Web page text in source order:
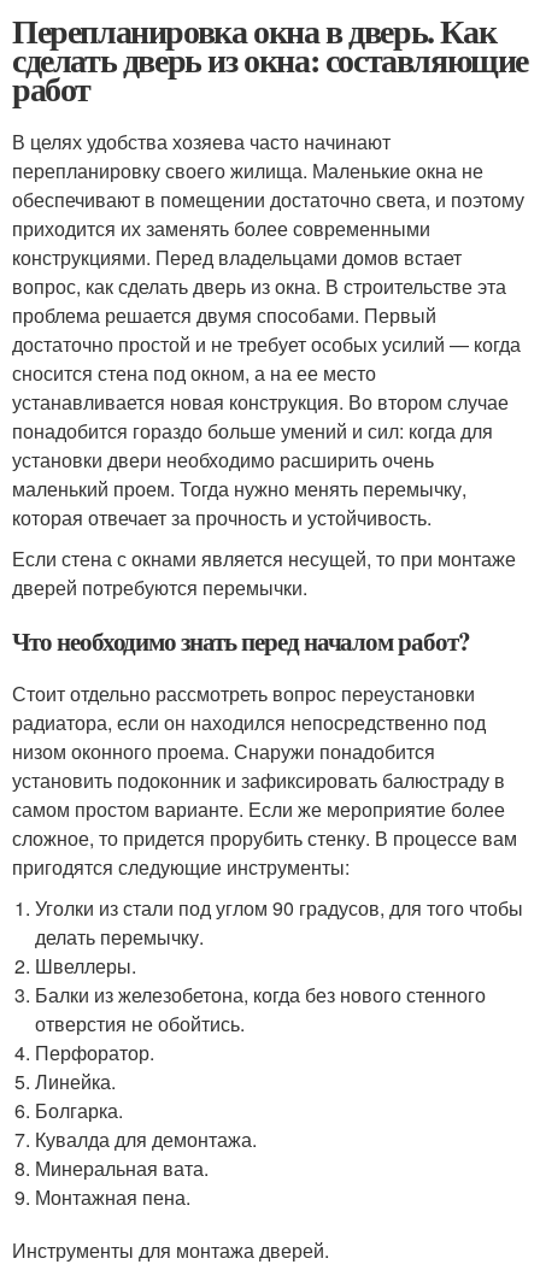
Перепланировка окна в дверь. Как
сделать дверь из окна: составляющие
работ
В целях удобства хозяева часто начинают
перепланировку своего жилища. Маленькие окна не
обеспечивают в помещении достаточно света, и поэтому
приходится их заменять более современными
конструкциями. Перед владельцами домов встает
вопрос, как сделать дверь из окна. В строительстве эта
проблема решается двумя способами. Первый
достаточно простой и не требует особых усилий — когда
сносится стена под окном, а на ее место
устанавливается новая конструкция. Во втором случае
понадобится гораздо больше умений и сил: когда для
установки двери необходимо расширить очень
маленький проем. Тогда нужно менять перемычку,
которая отвечает за прочность и устойчивость.
Если стена с окнами является несущей, то при монтаже
дверей потребуются перемычки.
Что необходимо знать перед началом работ?
Стоит отдельно рассмотреть вопрос переустановки
радиатора, если он находился непосредственно под
низом оконного проема. Снаружи понадобится
установить подоконник и зафиксировать балюстраду в
самом простом варианте. Если же мероприятие более
сложное, то придется прорубить стенку. В процессе вам
пригодятся следующие инструменты:
Уголки из стали под углом 90 градусов, для того чтобы
делать перемычку.
Швеллеры.
Балки из железобетона, когда без нового стенного
отверстия не обойтись.
Перфоратор.
Линейка.
Болгарка.
Кувалда для демонтажа.
Минеральная вата.
Монтажная пена.
Инструменты для монтажа дверей.